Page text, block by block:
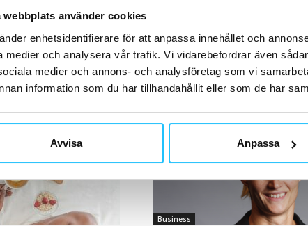
webbplats använder cookies
enhetsidentifierare för att anpassa innehållet och
medier och analysera vår trafik. Vi vidarebefordrar även
medier och annons- och analysföretag som vi
information som du har tillhandahållit eller som de har
Avvisa Anpassa
i Sverige
02-04 0
Tjurruset växer – två
tillkommer
Brian van den Brink - 2019-01-31
Business